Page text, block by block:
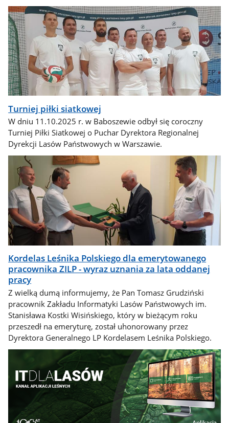
Turniej piłki siatkowej
W dniu 11.10.2025 r. w Baboszewie odbył się coroczny
Turniej Piłki Siatkowej o Puchar Dyrektora Regionalnej
Dyrekcji Lasów Państwowych w Warszawie.
Kordelas Leśnika Polskiego dla emerytowanego
pracownika ZILP - wyraz uznania za lata oddanej
pracy
Z wielką dumą informujemy, że Pan Tomasz Grudziński
pracownik Zakładu Informatyki Lasów Państwowych im.
Stanisława Kostki Wisińskiego, który w bieżącym roku
przeszedł na emeryturę, został uhonorowany przez
Dyrektora Generalnego LP Kordelasem Leśnika Polskiego.